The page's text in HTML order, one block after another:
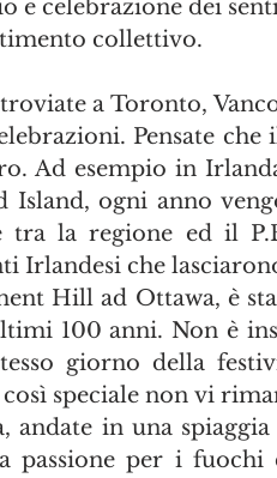
e celebrazione dei
collettivo.
a Toronto,
Pensate
Ad esempio in
Island, ogni anno
tra la regione ed il
Irlandesi che
Hill ad Ottawa, è
100 anni. Non è
giorno della
speciale non vi
andate in una
passione per i